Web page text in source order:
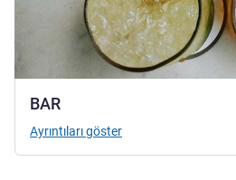
BAR
Ayrıntıları göster